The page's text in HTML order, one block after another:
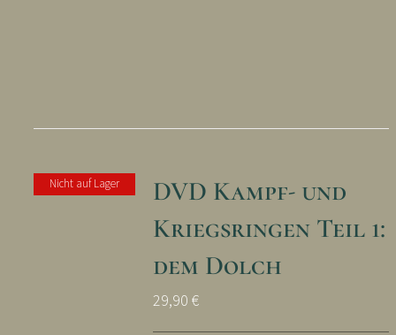
Nicht auf Lager
DVD Kampf- und
Kriegsringen Teil
dem Dolch
29,90 €